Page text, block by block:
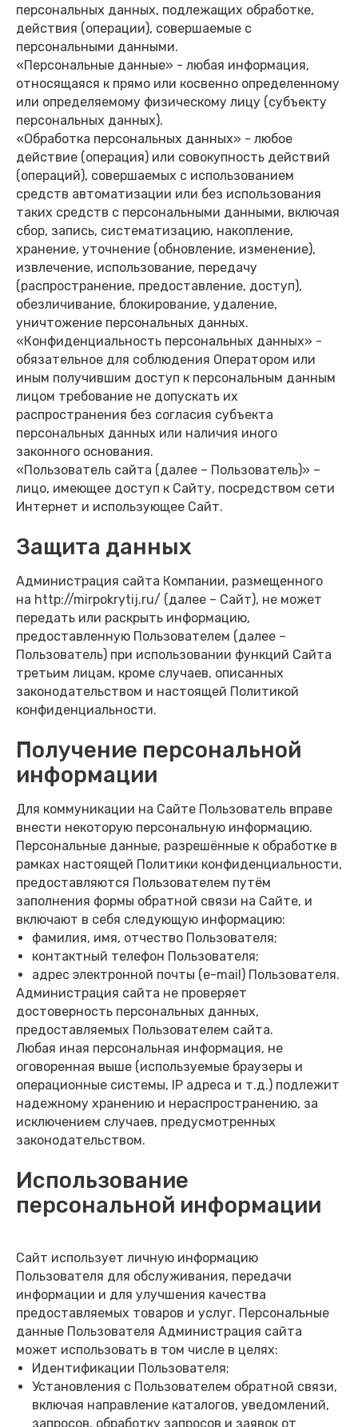
персональных данных, подлежащих обработке,
действия (операции), совершаемые с
персональными данными.
«Персональные данные» - любая информация,
относящаяся к прямо или косвенно определенному
или определяемому физическому лицу (субъекту
персональных данных).
«Обработка персональных данных» - любое
действие (операция) или совокупность действий
(операций), совершаемых с использованием
средств автоматизации или без использования
таких средств с персональными данными, включая
сбор, запись, систематизацию, накопление,
хранение, уточнение (обновление, изменение),
извлечение, использование, передачу
(распространение, предоставление, доступ),
обезличивание, блокирование, удаление,
уничтожение персональных данных.
«Конфиденциальность персональных данных» -
обязательное для соблюдения Оператором или
иным получившим доступ к персональным данным
лицом требование не допускать их
распространения без согласия субъекта
персональных данных или наличия иного
законного основания.
«Пользователь сайта (далее – Пользователь)» –
лицо, имеющее доступ к Сайту, посредством сети
Интернет и использующее Сайт.
Защита данных
Администрация сайта Компании, размещенного
на http://mirpokrytij.ru/ (далее – Сайт), не может
передать или раскрыть информацию,
предоставленную Пользователем (далее –
Пользователь) при использовании функций Сайта
третьим лицам, кроме случаев, описанных
законодательством и настоящей Политикой
конфиденциальности.
Получение персональной
информации
Для коммуникации на Сайте Пользователь вправе
внести некоторую персональную информацию.
Персональные данные, разрешённые к обработке в
рамках настоящей Политики конфиденциальности,
предоставляются Пользователем путём
заполнения формы обратной связи на Сайте, и
включают в себя следующую информацию:
фамилия, имя, отчество Пользователя;
контактный телефон Пользователя;
адрес электронной почты (e-mail) Пользователя.
Администрация сайта не проверяет
достоверность персональных данных,
предоставляемых Пользователем сайта.
Любая иная персональная информация, не
оговоренная выше (используемые браузеры и
операционные системы, IP адреса и т.д.) подлежит
надежному хранению и нераспространению, за
исключением случаев, предусмотренных
законодательством.
Использование
персональной информации
Сайт использует личную информацию
Пользователя для обслуживания, передачи
информации и для улучшения качества
предоставляемых товаров и услуг. Персональные
данные Пользователя Администрация сайта
может использовать в том числе в целях:
Идентификации Пользователя;
Установления с Пользователем обратной связи,
включая направление каталогов, уведомлений,
запросов, обработку запросов и заявок от